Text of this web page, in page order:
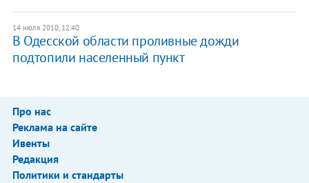
14 июля 2010, 12:40
В Одесской области проливные дожди
подтопили населенный пункт
Про нас
Реклама на сайте
Ивенты
Редакция
Политики и стандарты